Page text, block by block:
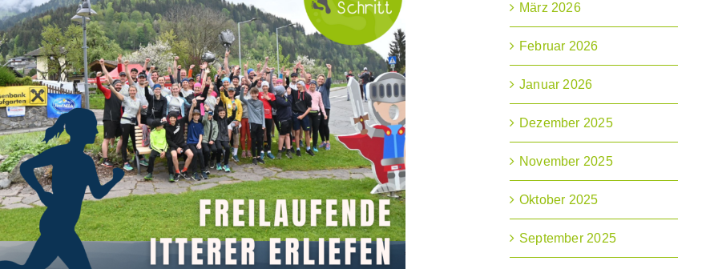
März 2026
Februar 2026
Januar 2026
Dezember 2025
November 2025
Oktober 2025
September 2025